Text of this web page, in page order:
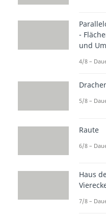
-
und
4/8 –
5/8 –
Raute
6/8 –
Haus
7/8 –